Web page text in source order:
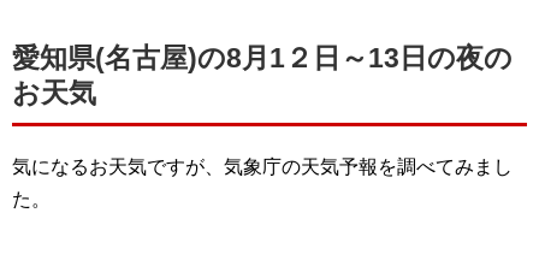
愛知県(名古屋)の8月1２日～13日の夜の
お天気
気になるお天気ですが、気象庁の天気予報を調べてみまし
た。